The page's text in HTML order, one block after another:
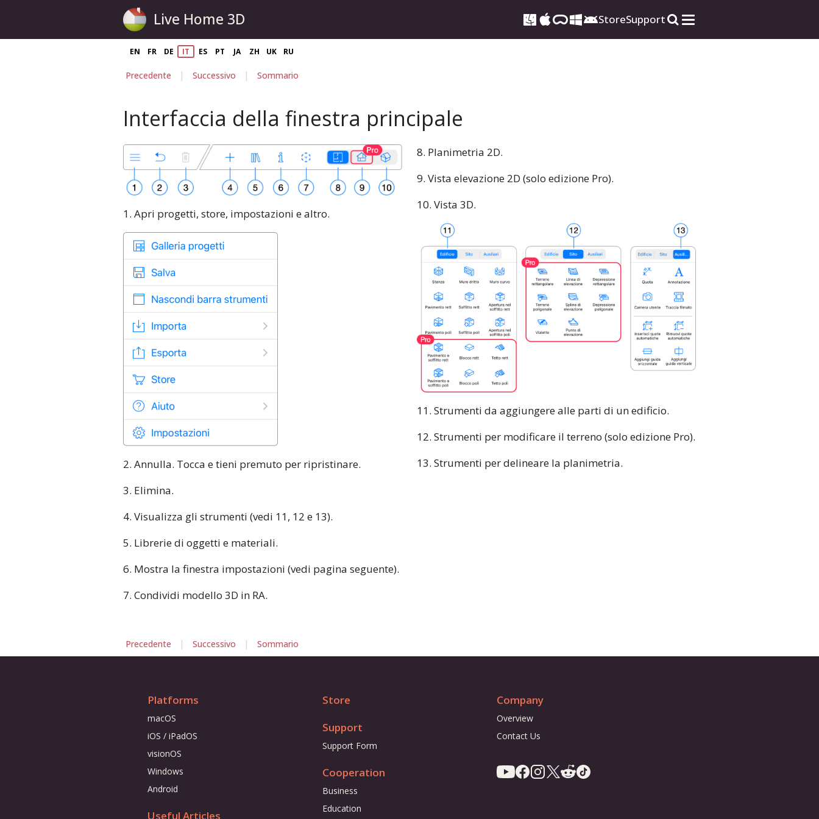
Live Home 3D StoreSupport
EN FR DE IT ES PT JA ZH UK RU
Precedente | Successivo | Sommario
Interfaccia della finestra principale
1. Apri progetti, store, impostazioni e altro.
2. Annulla. Tocca e tieni premuto per ripristinare.
3. Elimina.
4. Visualizza gli strumenti (vedi 11, 12 e 13).
5. Librerie di oggetti e materiali.
6. Mostra la finestra impostazioni (vedi pagina seguente).
7. Condividi modello 3D in RA.
8. Planimetria 2D.
9. Vista elevazione 2D (solo edizione Pro).
10. Vista 3D.
11. Strumenti da aggiungere alle parti di un edificio.
12. Strumenti per modificare il terreno (solo edizione Pro).
13. Strumenti per delineare la planimetria.
Precedente | Successivo | Sommario
Platforms
macOS
iOS / iPadOS
visionOS
Windows
Android
Useful Articles
Store
Support
Support Form
Cooperation
Business
Education
Company
Overview
Contact Us